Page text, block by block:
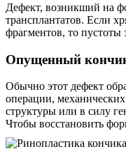
Дефект, возникший на
трансплантатов. Если
фрагментов, то пустоты
Опущенный
Обычно этот дефект
операции,
структуры или в силу
Чтобы восстановить